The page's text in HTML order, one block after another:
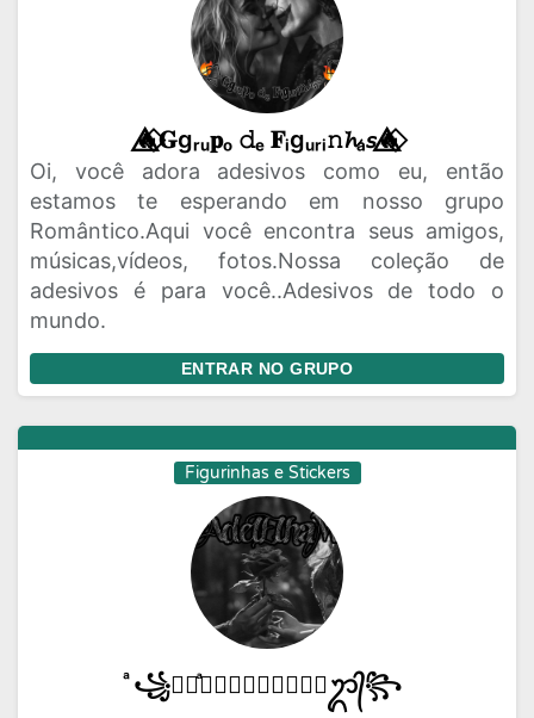
🔥⃟⃤𝐆gᵣᵤ𝐩ₒ 𝚍ₑ 𝐅ᵢgᵤᵣᵢ𝚗𝓱ₐ𝘴🔥⃟⃤
Oi, você adora adesivos como eu, então
estamos te esperando em nosso grupo
Romântico.Aqui você encontra seus amigos,
músicas,vídeos, fotos.Nossa coleção de
adesivos é para você..Adesivos de todo o
mundo.
ENTRAR NO GRUPO
Figurinhas e Stickers
ͣ꧁ᬊᬁͣ𝑨𝑫𝑬𝑳𝑬𝑳𝑯𝑨𝑴ᬊ᭄꧂